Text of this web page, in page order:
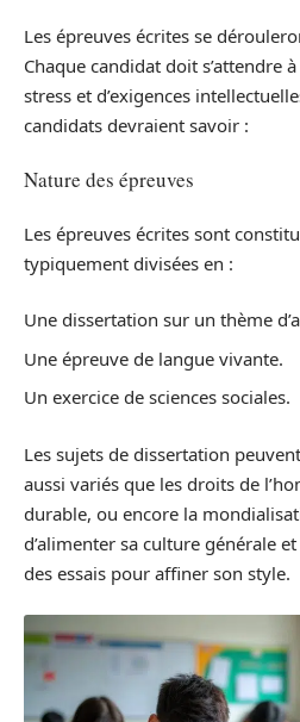
Les épreuves écrites se
Chaque candidat doit s’attendre
stress et d’exigences
candidats devraient savoir :
Nature des épreuves
Les épreuves écrites sont
typiquement divisées en :
Une dissertation sur un thème
Une épreuve de langue vivante.
Un exercice de sciences sociales.
Les sujets de dissertation
aussi variés que les droits de
durable, ou encore la
d’alimenter sa culture générale
des essais pour affiner son style.